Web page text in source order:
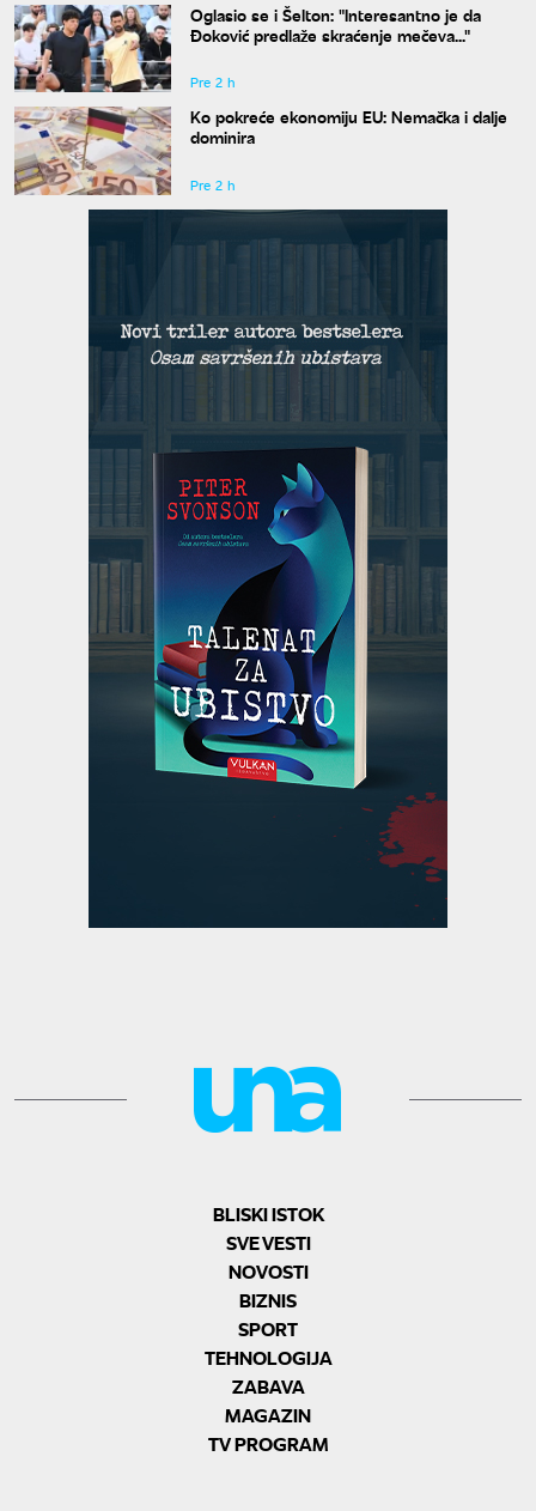
Oglasio se i Šelton: "Interesantno je da
Đoković predlaže skraćenje mečeva..."
Pre 2 h
Ko pokreće ekonomiju EU: Nemačka i dalje
dominira
Pre 2 h
BLISKI ISTOK
SVE VESTI
NOVOSTI
BIZNIS
SPORT
TEHNOLOGIJA
ZABAVA
MAGAZIN
TV PROGRAM